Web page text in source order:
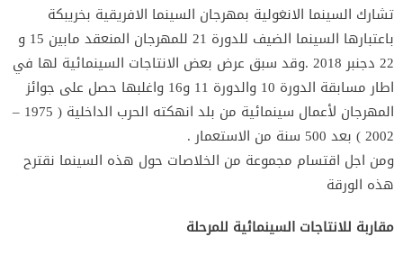
تشارك السينما الانغولية بمهرجان السينما الافريقية بخريبكة
باعتبارها السينما الضيف للدورة 21 للمهرجان المنعقد مابين 15 و
22 دجنبر 2018 .وقد سبق عرض بعض الانتاجات السينمائية لها في
اطار مسابقة الدورة 10 والدورة 11 و16 واغلبها حصل على جوائز
المهرجان لأعمال سينمائية من بلد انهكته الحرب الداخلية ( 1975 –
2002 ) بعد 500 سنة من الاستعمار .
ومن اجل اقتسام مجموعة من الخلاصات حول هذه السينما نقترح
هذه الورقة
مقاربة للانتاجات السينمائية للمرحلة